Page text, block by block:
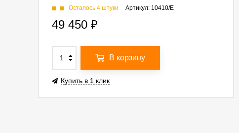
Артикул: 10410/E
Осталось 4 штуки
49 450 ₽
В корзину
Купить в 1 клик